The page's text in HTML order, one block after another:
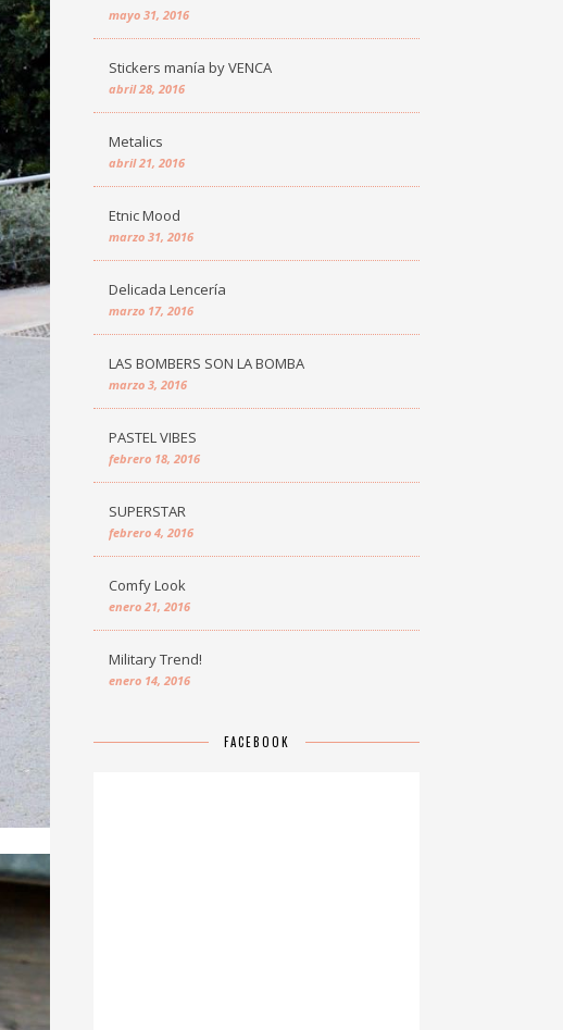
mayo 31, 2016
Stickers manía by VENCA
abril 28, 2016
Metalics
abril 21, 2016
Etnic Mood
marzo 31, 2016
Delicada Lencería
marzo 17, 2016
LAS BOMBERS SON LA BOMBA
marzo 3, 2016
PASTEL VIBES
febrero 18, 2016
SUPERSTAR
febrero 4, 2016
Comfy Look
enero 21, 2016
Military Trend!
enero 14, 2016
FACEBOOK